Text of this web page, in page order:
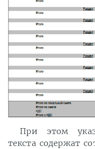
При этом
текста содержат